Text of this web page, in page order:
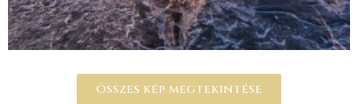
Összes kép megtekintése